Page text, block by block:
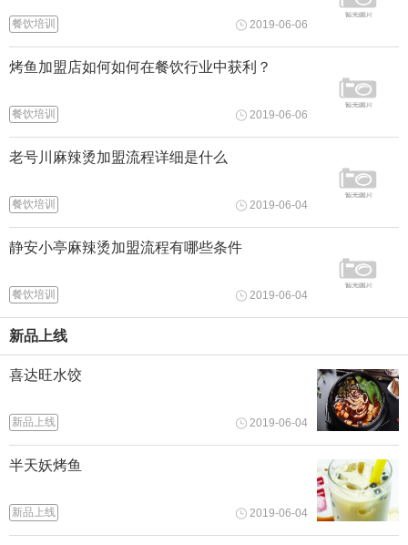
2019-06-06
餐饮培训
烤鱼加盟店如何如何在餐饮行业中获利？
2019-06-06
餐饮培训
老号川麻辣烫加盟流程详细是什么
2019-06-04
餐饮培训
静安小亭麻辣烫加盟流程有哪些条件
2019-06-04
餐饮培训
新品上线
喜达旺水饺
2019-06-04
新品上线
半天妖烤鱼
2019-06-04
新品上线